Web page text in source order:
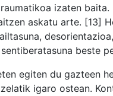
izaten
askatu arte. [13]
beste
egiten du gazteen
igaro ostean.